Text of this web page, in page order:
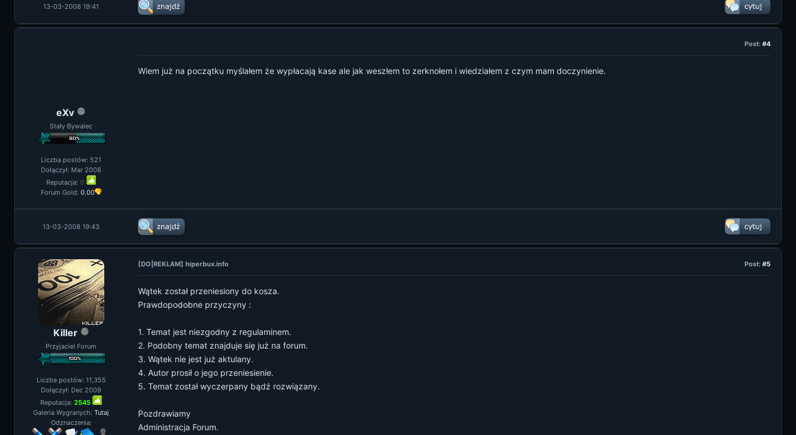
13-03-2008 19:41
eXv
Stały Bywalec
Liczba postów: 521
Dołączył: Mar 2008
Reputacja: 0
Forum Gold: 0.00
Post: #4
Wiem już na początku myślałem że wypłacają kase ale jak weszłem to zerknołem i wiedziałem z czym mam doczynienie.
13-03-2008 19:43
Killer
Przyjaciel Forum
Liczba postów: 11,355
Dołączył: Dec 2009
Reputacja: 2545
Galeria Wygranych: Tutaj
Odznaczenia:
Post: #5
[DO|REKLAM] hiperbux.info
Wątek został przeniesiony do kosza.
Prawdopodobne przyczyny :
1. Temat jest niezgodny z regulaminem.
2. Podobny temat znajduje się już na forum.
3. Wątek nie jest już aktulany.
4. Autor prosił o jego przeniesienie.
5. Temat został wyczerpany bądź rozwiązany.
Pozdrawiamy
Administracja Forum.